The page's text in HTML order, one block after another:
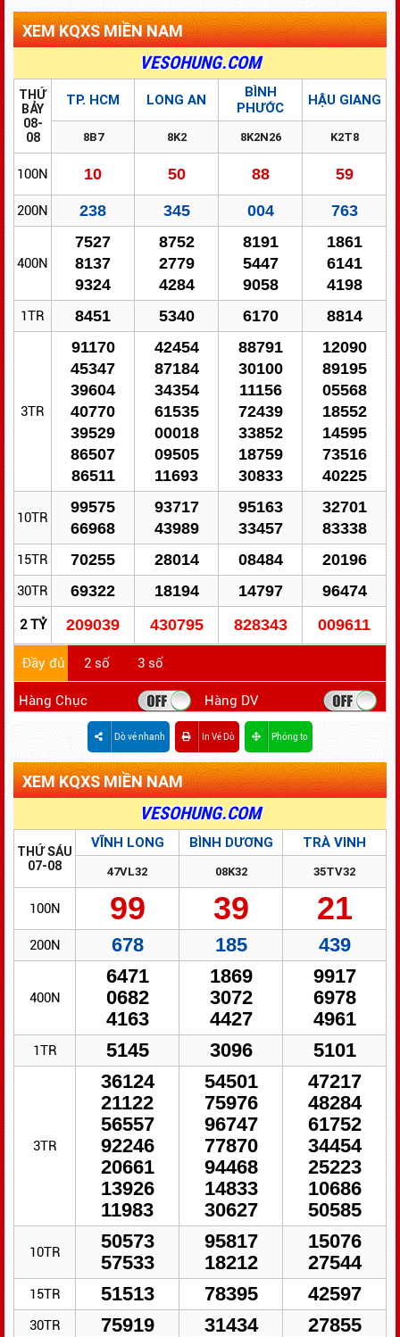
XEM KQXS MIỀN NAM
VESOHUNG.COM
ĐỔI SỐ TRÚNG - NHANH GỌN - BẢO MẬT
THỨ
BẢY
08-
08
TP. HCM LONG AN
BÌNH
PHƯỚC
HẬU GIANG
8B7 8K2 8K2N26 K2T8
100N 10 50 88 59
200N 238 345 004 763
400N
7527
8137
9324
8752
2779
4284
8191
5447
9058
1861
6141
4198
1TR 8451 5340 6170 8814
3TR
91170
45347
39604
40770
39529
86507
86511
42454
87184
34354
61535
00018
09505
11693
88791
30100
11156
72439
33852
18759
30833
12090
89195
05568
18552
14595
73516
40225
10TR
99575
66968
93717
43989
95163
33457
32701
83338
15TR 70255 28014 08484 20196
30TR 69322 18194 14797 96474
2 TỶ 209039 430795 828343 009611
Đầy đủ 2 số 3 số
Hàng Chục Hàng DV
Dò vé nhanh In Vé Dò Phóng to
XEM KQXS MIỀN NAM
VESOHUNG.COM
ĐỔI SỐ TRÚNG - NHANH GỌN - BẢO MẬT
THỨ SÁU
07-08
VĨNH LONG BÌNH DƯƠNG TRÀ VINH
47VL32 08K32 35TV32
100N 99 39 21
200N 678 185 439
400N
6471
0682
4163
1869
3072
4427
9917
6978
4961
1TR 5145 3096 5101
3TR
36124
21122
56557
92246
20661
13926
11983
54501
75976
96747
77870
94468
14833
30627
47217
48284
61752
34454
25223
10686
50585
10TR
50573
57533
95817
18212
15076
27544
15TR 51513 78395 42597
30TR 75919 31434 27855